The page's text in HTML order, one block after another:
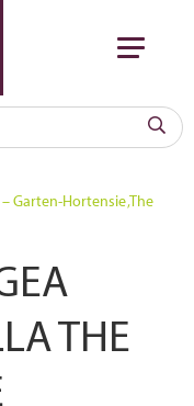
Garten-Hortensie ‚The
THE